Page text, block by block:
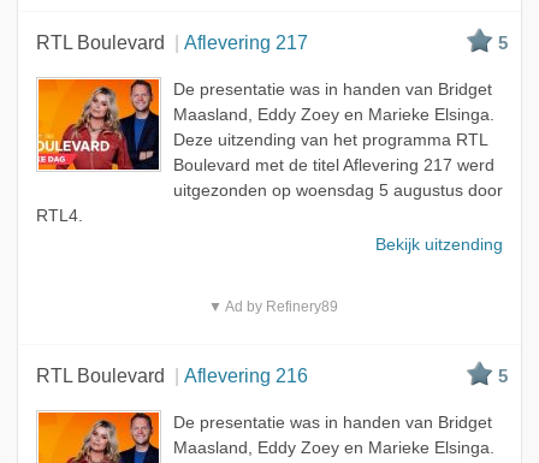
RTL Boulevard Aflevering 217 5
De presentatie was in handen van Bridget
Maasland, Eddy Zoey en Marieke Elsinga.
Deze uitzending van het programma RTL
Boulevard met de titel Aflevering 217 werd
uitgezonden op woensdag 5 augustus door
RTL4.
Bekijk uitzending
▼ Ad by Refinery89
RTL Boulevard Aflevering 216 5
De presentatie was in handen van Bridget
Maasland, Eddy Zoey en Marieke Elsinga.